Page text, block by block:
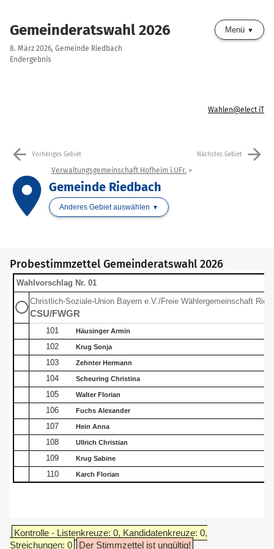
Gemeinderatswahl 2026
8. März 2026, Gemeinde Riedbach
Endergebnis
Menü
Wahlen@elect iT
arrow_back Vorheriges Gebiet Nächstes Gebiet arrow_forward
place
Verwaltungsgemeinschaft Hofheim i.UFr.
Gemeinde Riedbach
Anderes Gebiet auswählen
Probestimmzettel Gemeinderatswahl 2026
Wahlvorschlag Nr. 01
◯ Christlich-Soziale-Union Bayern e.V./Freie Wählergemeinschaft
CSU/FWGR
101 Häusinger Armin
102 Krug Sonja
103 Zehnter Hermann
104 Scheuring Christina
105 Walter Florian
106 Fuchs Alexander
107 Hein Anna
108 Ullrich Christian
109 Krug Sabine
110 Karch Florian
Kontrolle - Listenkreuze: 0, Kandidatenkreuze: 0,
Streichungen: 0
Der Stimmzettel ist ungültig!